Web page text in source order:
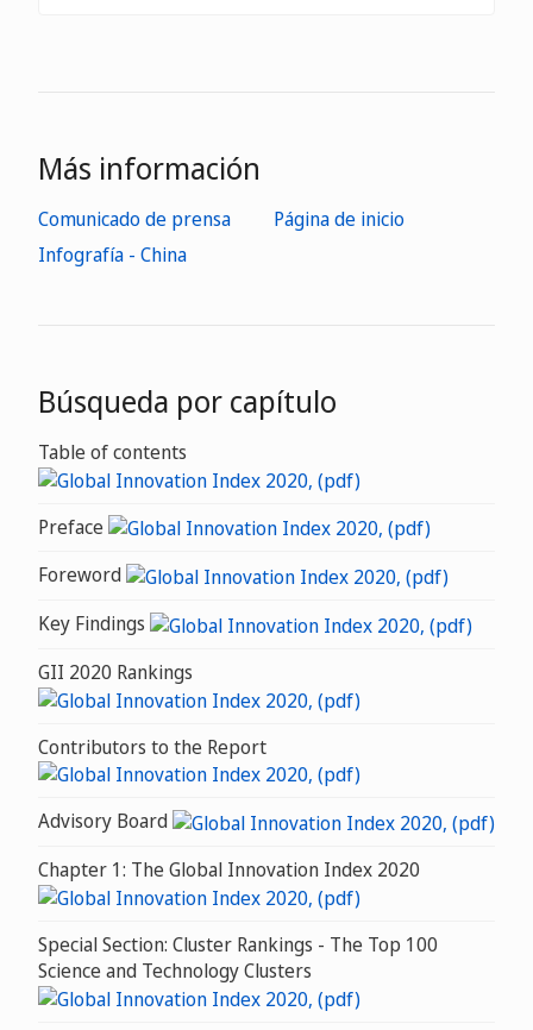
Más información
Comunicado de prensa
Página de inicio
Infografía - China
Búsqueda por capítulo
Table of contents
Preface
Foreword
Key Findings
GII 2020 Rankings
Contributors to the Report
Advisory Board
Chapter 1: The Global Innovation Index 2020
Special Section: Cluster Rankings - The Top 100
Science and Technology Clusters